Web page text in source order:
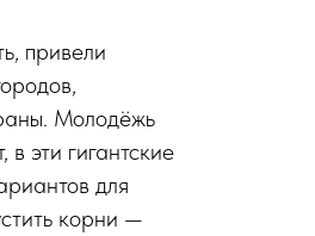
привели
Молодёжь
эти гигантские
для
корни —